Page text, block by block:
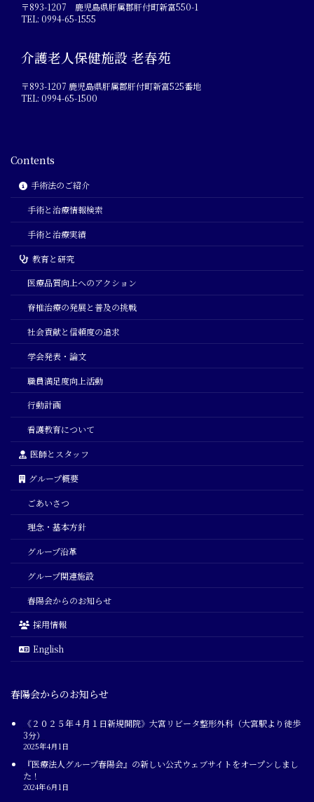
〒893-1207 鹿児島県肝属郡肝付町新富550-1
TEL: 0994-65-1555
介護老人保健施設 老春苑
〒893-1207 鹿児島県肝属郡肝付町新富525番地
TEL: 0994-65-1500
Contents
手術法のご紹介
手術と治療情報検索
手術と治療実績
教育と研究
医療品質向上へのアクション
脊椎治療の発展と普及の挑戦
社会貢献と信頼度の追求
学会発表・論文
職員満足度向上活動
行動計画
看護教育について
医師とスタッフ
グループ概要
ごあいさつ
理念・基本方針
グループ沿革
グループ関連施設
春陽会からのお知らせ
採用情報
English
春陽会からのお知らせ
《２０２５年４月１日新規開院》大宮リビータ整形外科（大宮駅より徒歩
3分）
2025年4月1日
『医療法人グループ春陽会』の新しい公式ウェブサイトをオープンしまし
た！
2024年6月1日